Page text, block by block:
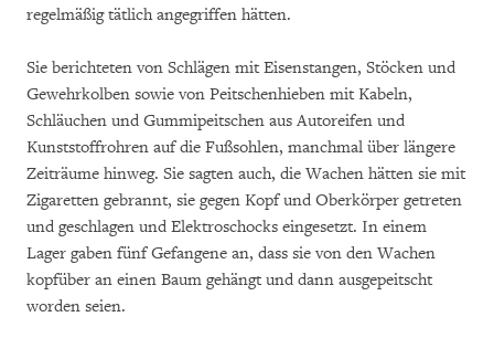
regelmäßig tätlich angegriffen hätten.
Sie berichteten von Schlägen mit Eisenstangen, Stöcken und
Gewehrkolben sowie von Peitschenhieben mit Kabeln,
Schläuchen und Gummipeitschen aus Autoreifen und
Kunststoffrohren auf die Fußsohlen, manchmal über längere
Zeiträume hinweg. Sie sagten auch, die Wachen hätten sie mit
Zigaretten gebrannt, sie gegen Kopf und Oberkörper getreten
und geschlagen und Elektroschocks eingesetzt. In einem
Lager gaben fünf Gefangene an, dass sie von den Wachen
kopfüber an einen Baum gehängt und dann ausgepeitscht
worden seien.